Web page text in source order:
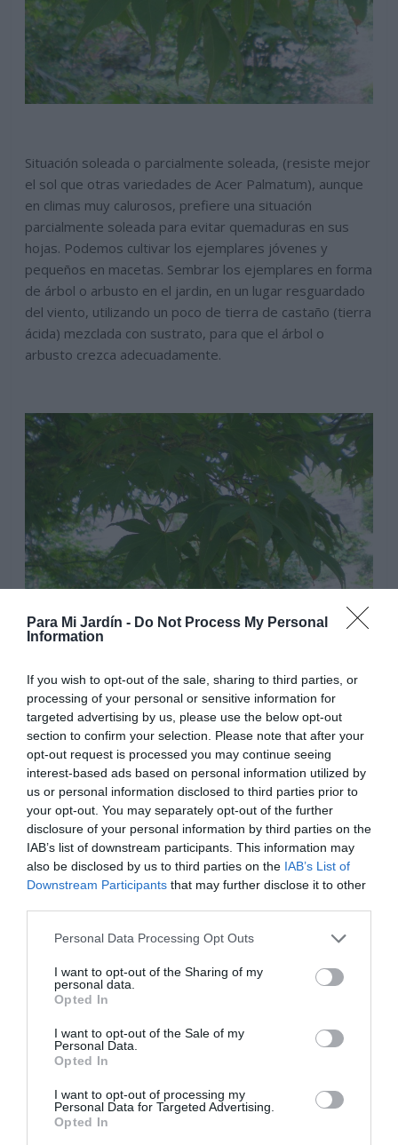
Para Mi Jardín - Do Not Process My Personal
Information
If you wish to opt-out of the sale, sharing to third parties, or
processing of your personal or sensitive information for
targeted advertising by us, please use the below opt-out
section to confirm your selection. Please note that after your
opt-out request is processed you may continue seeing
interest-based ads based on personal information utilized by
us or personal information disclosed to third parties prior to
your opt-out. You may separately opt-out of the further
disclosure of your personal information by third parties on the
IAB’s list of downstream participants. This information may
also be disclosed by us to third parties on the IAB’s List of
Downstream Participants that may further disclose it to other
Personal Data Processing Opt Outs
I want to opt-out of the Sharing of my
personal data.
Opted In
I want to opt-out of the Sale of my
Personal Data.
Opted In
I want to opt-out of processing my
Personal Data for Targeted Advertising.
Opted In
Situación soleada o parcialmente soleada, (resiste mejor
el sol que otras variedades de Acer Palmatum), aunque
en climas muy calurosos, prefiere una situación
parcialmente soleada para evitar quemaduras en sus
hojas. Podemos cultivar los ejemplares jóvenes y
pequeños en macetas. Sembrar los ejemplares en forma
de árbol o arbusto en el jardin, en un lugar resguardado
del viento, utilizando un poco de tierra de castaño (tierra
ácida) mezclada con sustrato, para que el árbol o
arbusto crezca adecuadamente.
Necesita un suelo fresco, ligeramente húmedo y bien
drenado, no le gusta la cal en el suelo y en el agua de
riego, prefiere un ph ácido, por lo que es recomendable
regar la planta con agua de lluvia. Es recomendable
mantener el terreno ligeramente húmedo, pero no
encharcado, dejar secar ligeramente la tierra antes de
regar de nuevo. Riegos mas frecuentes en primavera y
especialmente en verano si hace calor. En otoño e
necesitan menos riegos.